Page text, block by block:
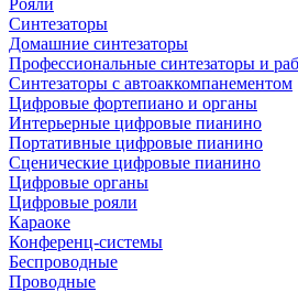
Рояли
Синтезаторы
Домашние синтезаторы
Профессиональные синтезаторы и
Синтезаторы с автоаккомпанементом
Цифровые фортепиано и органы
Интерьерные цифровые пианино
Портативные цифровые пианино
Сценические цифровые пианино
Цифровые органы
Цифровые рояли
Караоке
Конференц-системы
Беспроводные
Проводные